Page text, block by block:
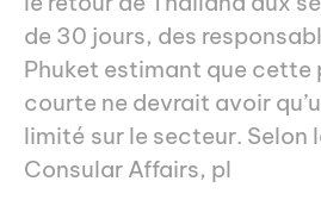
de 30 jours, des
Phuket estimant que cette
courte ne devrait avoir
limité sur le secteur. Selon
Consular Affairs, pl